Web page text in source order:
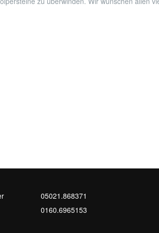
05021.868371
0160.6965153